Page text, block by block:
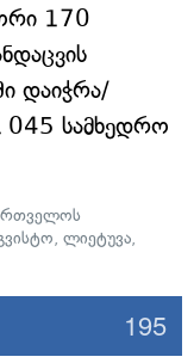
170
დაიჭრა/
045 სამხედრო
, ლიეტუვა,
195